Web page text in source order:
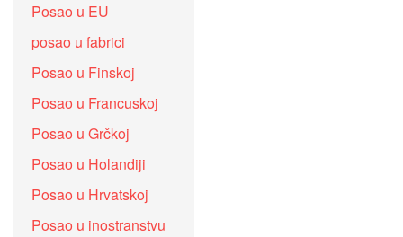
Posao u EU
posao u fabrici
Posao u Finskoj
Posao u Francuskoj
Posao u Grčkoj
Posao u Holandiji
Posao u Hrvatskoj
Posao u inostranstvu